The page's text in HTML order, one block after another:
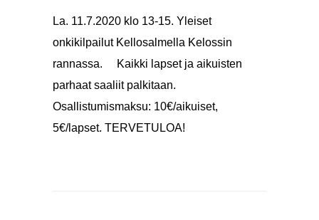
La. 11.7.2020 klo 13-15. Yleiset
onkikilpailut Kellosalmella Kelossin
rannassa. Kaikki lapset ja aikuisten
parhaat saaliit palkitaan.
Osallistumismaksu: 10€/aikuiset,
5€/lapset. TERVETULOA!